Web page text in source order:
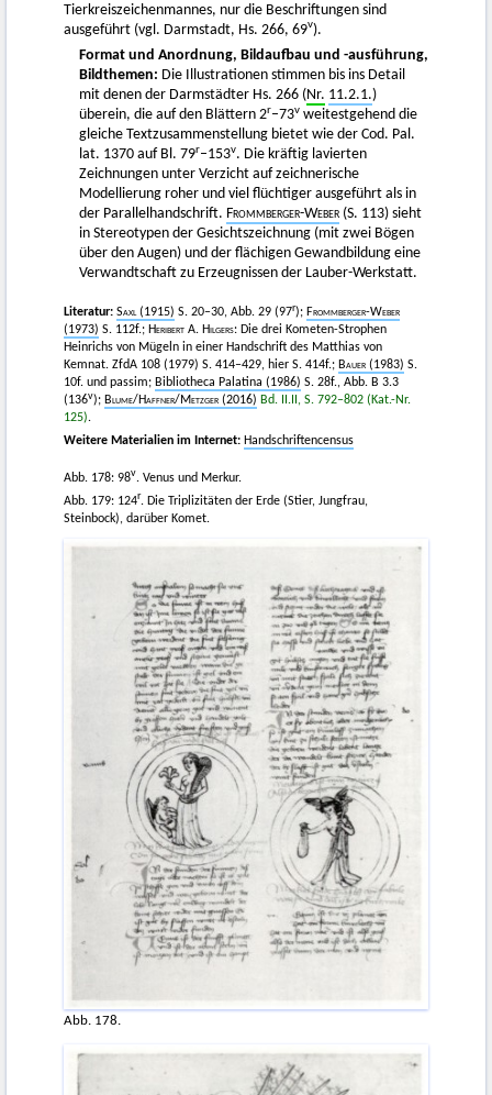
Tierkreiszeichenmannes, nur die Beschriftungen sind
ausgeführt (vgl. Darmstadt, Hs. 266, 69v).
Format und Anordnung, Bildaufbau und -ausführung,
Bildthemen: Die Illustrationen stimmen bis ins Detail
mit denen der Darmstädter Hs. 266 (Nr. 11.2.1.)
überein, die auf den Blättern 2r–73v weitestgehend die
gleiche Textzusammenstellung bietet wie der Cod. Pal.
lat. 1370 auf Bl. 79r–153v. Die kräftig lavierten
Zeichnungen unter Verzicht auf zeichnerische
Modellierung roher und viel flüchtiger ausgeführt als in
der Parallelhandschrift. Frommberger-Weber (S. 113) sieht
in Stereotypen der Gesichtszeichnung (mit zwei Bögen
über den Augen) und der flächigen Gewandbildung eine
Verwandtschaft zu Erzeugnissen der Lauber-Werkstatt.
Literatur: Saxl(1915) S. 20–30, Abb. 29 (97r); Frommberger-Weber
(1973) S. 112f.; Heribert A. Hilgers: Die drei Kometen-Strophen
Heinrichs von Mügeln in einer Handschrift des Matthias von
Kemnat. ZfdA 108 (1979) S. 414–429, hier S. 414f.; Bauer (1983) S.
10f. und passim; Bibliotheca Palatina (1986) S. 28f., Abb. B 3.3
(136v); Blume/ Haffner/ Metzger (2016) Bd. II.II, S. 792–802 (Kat.-Nr.
125).
Weitere Materialien im Internet: Handschriftencensus
Abb. 178: 98v. Venus und Merkur.
Abb. 179: 124r. Die Triplizitäten der Erde (Stier, Jungfrau,
Steinbock), darüber Komet.
Abb. 178.